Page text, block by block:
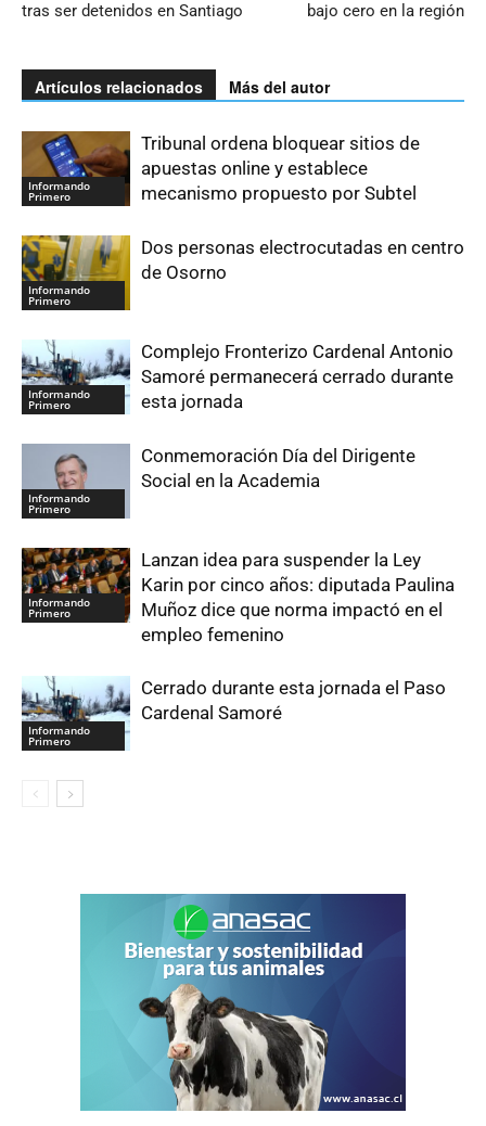
tras ser detenidos en Santiago
bajo cero en la región
Artículos relacionados Más del autor
Informando
Primero
Tribunal ordena bloquear sitios de
apuestas online y establece
mecanismo propuesto por Subtel
Informando
Primero
Dos personas electrocutadas en centro
de Osorno
Informando
Primero
Complejo Fronterizo Cardenal Antonio
Samoré permanecerá cerrado durante
esta jornada
Informando
Primero
Conmemoración Día del Dirigente
Social en la Academia
Informando
Primero
Lanzan idea para suspender la Ley
Karin por cinco años: diputada Paulina
Muñoz dice que norma impactó en el
empleo femenino
Informando
Primero
Cerrado durante esta jornada el Paso
Cardenal Samoré